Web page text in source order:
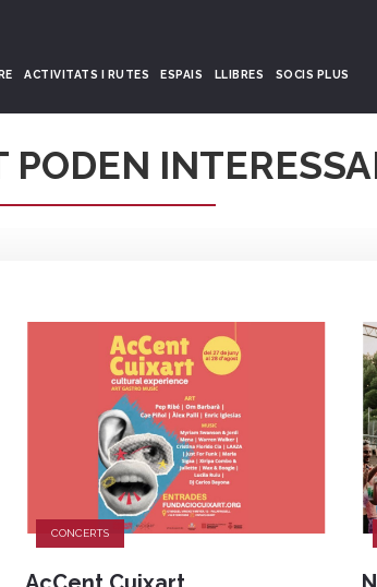
ACTIVITATS I RUTES ESPAIS LLIBRES SOCIS PLUS
PODEN
CONCERTS